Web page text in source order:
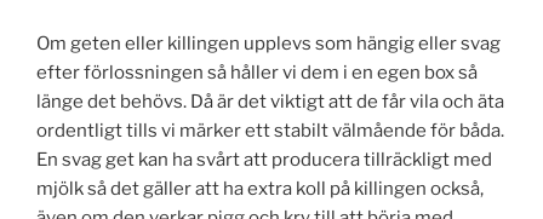
Om geten eller killingen upplevs som hängig eller svag
efter förlossningen så håller vi dem i en egen box så
länge det behövs. Då är det viktigt att de får vila och äta
ordentligt tills vi märker ett stabilt välmående för båda.
En svag get kan ha svårt att producera tillräckligt med
mjölk så det gäller att ha extra koll på killingen också,